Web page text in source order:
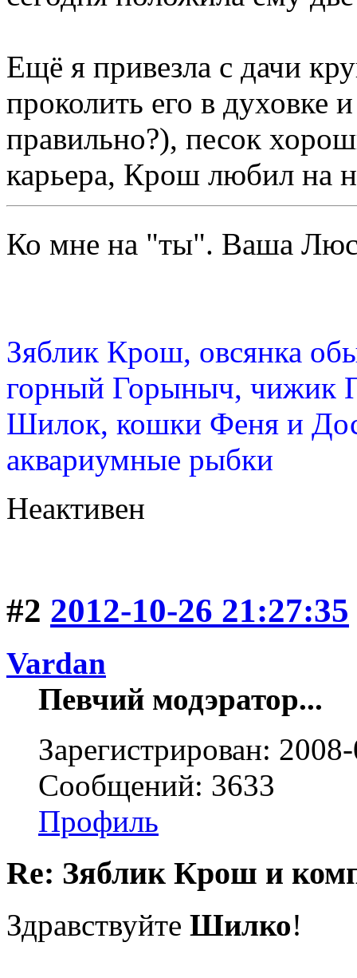
Ещё я привезла с дачи
проколить его в духовке
правильно?), песок
карьера, Крош любил на
Ко мне на "ты". Ваша
Зяблик Крош, овсянка
горный Горыныч, чижик
Шилок, кошки Феня и
аквариумные рыбки
Неактивен
#2 2012-10-26 21:27:35
Vardan
Певчий модэратор...
Зарегистрирован:
Сообщений: 3633
Профиль
Re: Зяблик Крош и
Здравствуйте Шилко!